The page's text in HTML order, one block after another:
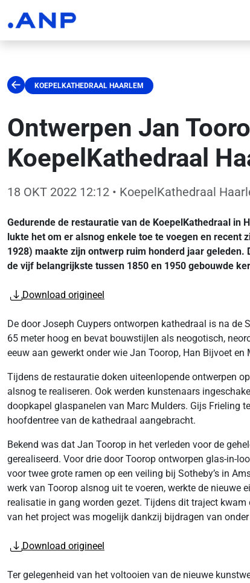
KOEPELKATHEDRAAL HAARLEM
Ontwerpen Jan
KoepelKathedraal
18 OKT 2022 12:12 • KoepelKathedraal
Gedurende de restauratie van de KoepelKathedraal
lukte het om er alsnog enkele toe te voegen en recent
1928) maakte zijn ontwerp ruim honderd jaar geleden.
de vijf belangrijkste tussen 1850 en 1950 gebouwde
Download origineel
De door Joseph Cuypers ontworpen kathedraal is na de
65 meter hoog en bevat bouwstijlen als neogotisch,
eeuw aan gewerkt onder wie Jan Toorop, Han Bijvoet
Tijdens de restauratie doken uiteenlopende ontwerpen
alsnog te realiseren. Ook werden kunstenaars
doopkapel glaspanelen van Marc Mulders. Gijs Frieling
hoofdentree van de kathedraal aangebracht.
Bekend was dat Jan Toorop in het verleden voor de
gerealiseerd. Voor drie door Toorop ontworpen glas-in-
voor twee grote ramen op een veiling bij Sotheby’s in
werk van Toorop alsnog uit te voeren, werkte de nieuwe
realisatie in gang worden gezet. Tijdens dit traject
van het project was mogelijk dankzij bijdragen van
Download origineel
Ter gelegenheid van het voltooien van de nieuwe